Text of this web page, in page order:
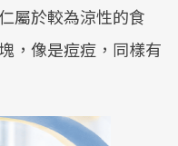
屬於較為涼性的食
，像是痘痘，同樣有